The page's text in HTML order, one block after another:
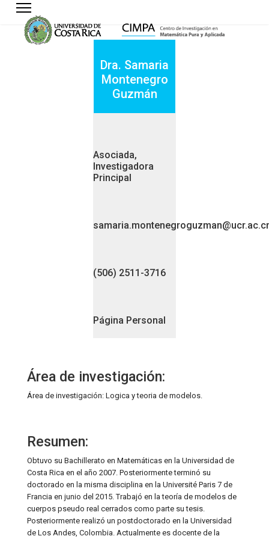
Dra. Samaria
Montenegro
Guzmán
Asociada,
Investigadora
Principal
samaria.montenegroguzman@ucr.ac.cr
(506) 2511-3716
Página Personal
Área de investigación:
Área de investigación: Logica y teoria de modelos.
Resumen:
Obtuvo su Bachillerato en Matemáticas en la Universidad de
Costa Rica en el año 2007. Posteriormente terminó su
doctorado en la misma disciplina en la Université Paris 7 de
Francia en junio del 2015. Trabajó en la teoría de modelos de
cuerpos pseudo real cerrados como parte su tesis.
Posteriormente realizó un postdoctorado en la Universidad
de Los Andes, Colombia. Actualmente es docente de la